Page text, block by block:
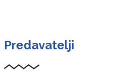
Predavatelji